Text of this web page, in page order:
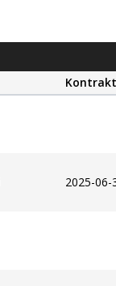
2025-06-